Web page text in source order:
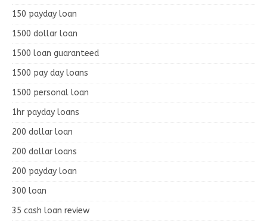
150 payday loan
1500 dollar loan
1500 loan guaranteed
1500 pay day loans
1500 personal loan
1hr payday loans
200 dollar loan
200 dollar loans
200 payday loan
300 loan
35 cash loan review